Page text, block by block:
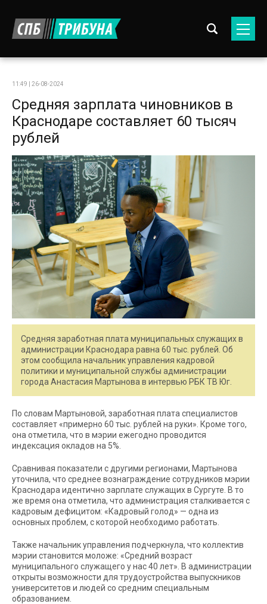
11:49 | 26-08-2024
Средняя зарплата чиновников в
Краснодаре составляет 60 тысяч
рублей
Средняя заработная плата муниципальных служащих в
администрации Краснодара равна 60 тыс. рублей. Об
этом сообщила начальник управления кадровой
политики и муниципальной службы администрации
города Анастасия Мартынова в интервью РБК ТВ Юг.
По словам Мартыновой, заработная плата специалистов
составляет «примерно 60 тыс. рублей на руки». Кроме того,
она отметила, что в мэрии ежегодно проводится
индексация окладов на 5%.
Сравнивая показатели с другими регионами, Мартынова
уточнила, что среднее вознаграждение сотрудников мэрии
Краснодара идентично зарплате служащих в Сургуте. В то
же время она отметила, что администрация сталкивается с
кадровым дефицитом: «Кадровый голод» — одна из
основных проблем, с которой необходимо работать.
Также начальник управления подчеркнула, что коллектив
мэрии становится моложе: «Средний возраст
муниципального служащего у нас 40 лет». В администрации
открыты возможности для трудоустройства выпускников
университетов и людей со средним специальным
образованием.